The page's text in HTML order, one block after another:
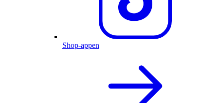
Shop-appen